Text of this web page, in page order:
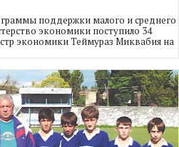
поддержки малого и среднего
экономики поступило 34
экономики Теймураз Миквабия на